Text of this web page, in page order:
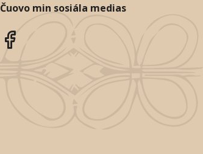
Čuovo min sosiála medias